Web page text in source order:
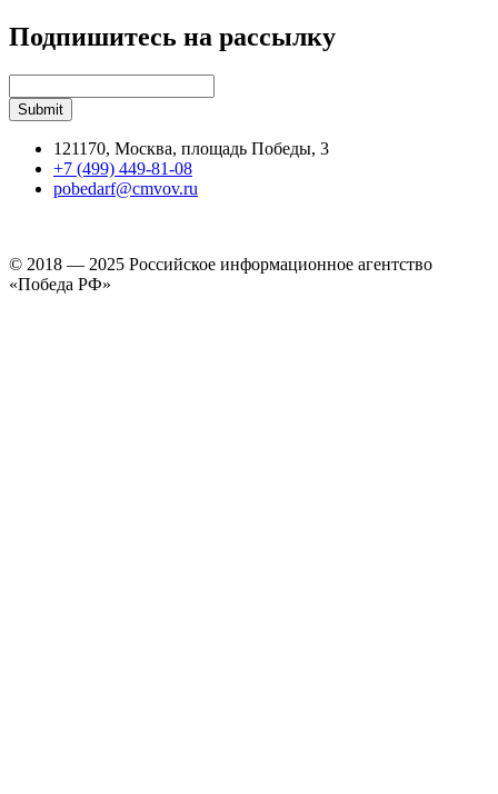
Подпишитесь на рассылку
121170, Москва, площадь Победы, 3
+7 (499) 449-81-08
pobedarf@cmvov.ru
© 2018 — 2025 Российское информационное агентство
«Победа РФ»